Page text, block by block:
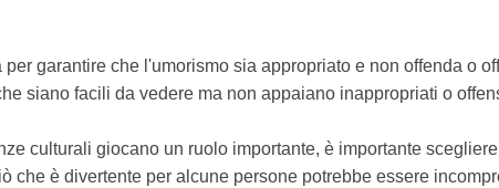
garantire che l'umorismo sia appropriato e non offenda o
siano facili da vedere ma non appaiano inappropriati o
culturali giocano un ruolo importante, è importante
che è divertente per alcune persone potrebbe essere